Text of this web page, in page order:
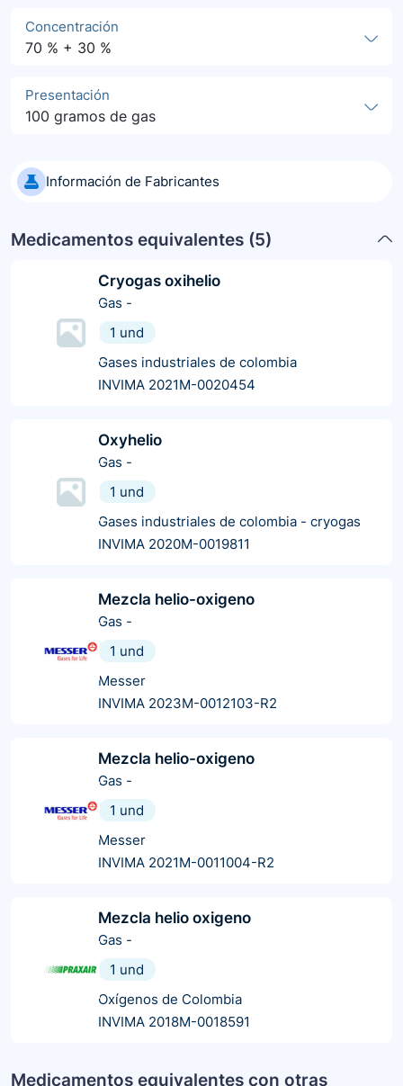
Concentración
70 % + 30 %
Presentación
100 gramos de gas
Información de Fabricantes
Medicamentos equivalentes (5)
Cryogas oxihelio
Gas -
1 und
Gases industriales de colombia
INVIMA 2021M-0020454
Oxyhelio
Gas -
1 und
Gases industriales de colombia - cryogas
INVIMA 2020M-0019811
Mezcla helio-oxigeno
Gas -
1 und
Messer
INVIMA 2023M-0012103-R2
Mezcla helio-oxigeno
Gas -
1 und
Messer
INVIMA 2021M-0011004-R2
Mezcla helio oxigeno
Gas -
1 und
Oxígenos de Colombia
INVIMA 2018M-0018591
Medicamentos equivalentes con otras